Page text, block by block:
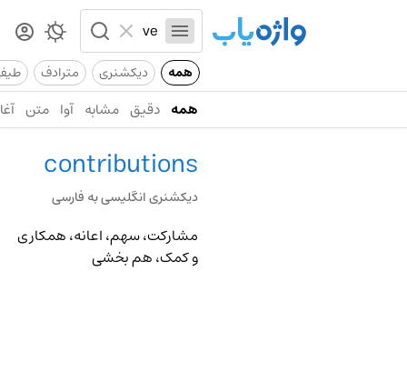
همه دیکشنری مترادف
همه دقیق مشابه آوا متن
contributions
دیکشنری انگلیسی به فارسی
مشارکت، سهم، اعانه، همکاری
و کمک، هم بخشی